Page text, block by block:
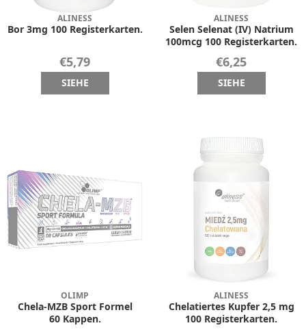
ALINESS
Bor 3mg 100 Registerkarten.
€5,79
SIEHE
ALINESS
Selen Selenat (IV) Natrium
100mcg 100 Registerkarten.
€6,25
SIEHE
OLIMP
Chela-MZB Sport Formel
60 Kappen.
ALINESS
Chelatiertes Kupfer 2,5 mg
100 Registerkarten.